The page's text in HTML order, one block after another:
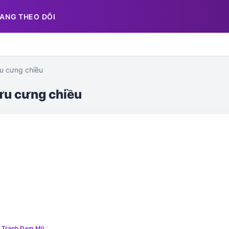
THEO DÕI
cưng chiều
cưng chiều